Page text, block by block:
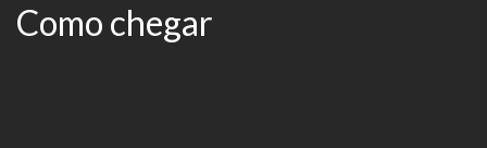
Como chegar